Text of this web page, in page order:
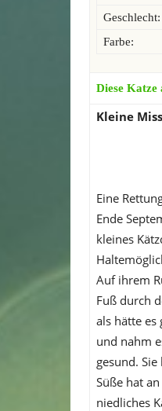
Geschlecht:
Farbe:
Diese Katze
Kleine
Eine
Ende
kleines
Auf ihrem
Fuß durch
als hätte es
und nahm
gesund.
Süße hat
niedliches